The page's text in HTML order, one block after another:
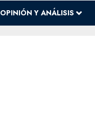
OPINIÓN Y ANÁLISIS